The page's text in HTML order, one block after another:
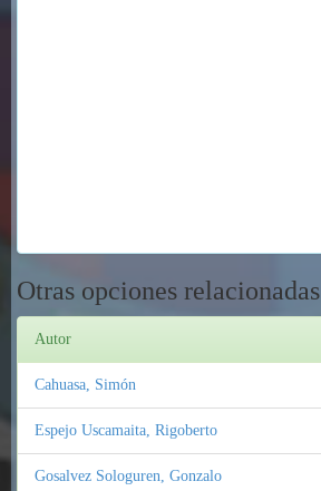
Otras opciones relacionadas
Autor
Cahuasa, Simón
Espejo Uscamaita, Rigoberto
Gosalvez Sologuren, Gonzalo